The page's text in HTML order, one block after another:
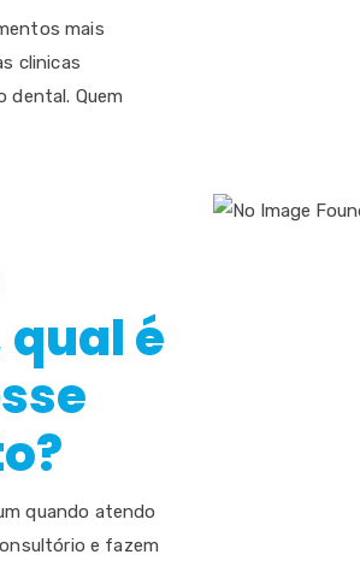
mais
clinicas
dental. Quem
é
quando atendo
e fazem